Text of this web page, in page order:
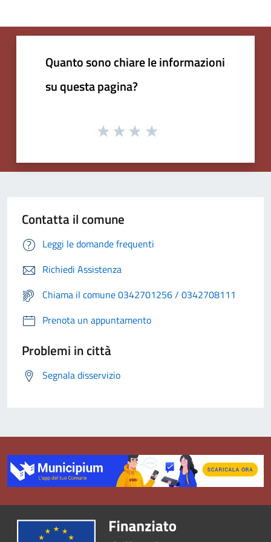
Quanto sono chiare le informazioni
su questa pagina?
Contatta il comune
Leggi le domande frequenti
Richiedi Assistenza
Chiama il comune 0342701256 / 0342708111
Prenota un appuntamento
Problemi in città
Segnala disservizio